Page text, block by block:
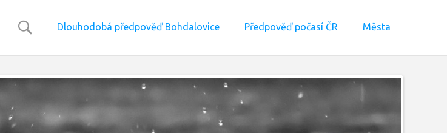
Dlouhodobá předpověď Bohdalovice Předpověď počasí ČR Města